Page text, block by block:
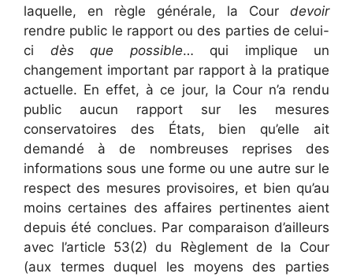
laquelle, en règle générale, la Cour devoir
rendre public le rapport ou des parties de celui-
ci dès que possible… qui implique un
changement important par rapport à la pratique
actuelle. En effet, à ce jour, la Cour n’a rendu
public aucun rapport sur les mesures
conservatoires des États, bien qu’elle ait
demandé à de nombreuses reprises des
informations sous une forme ou une autre sur le
respect des mesures provisoires, et bien qu’au
moins certaines des affaires pertinentes aient
depuis été conclues. Par comparaison d’ailleurs
avec l’article 53(2) du Règlement de la Cour
(aux termes duquel les moyens des parties